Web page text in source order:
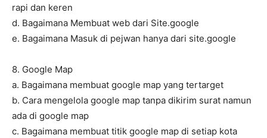
rapi dan keren
d. Bagaimana Membuat web dari Site.google
e. Bagaimana Masuk di pejwan hanya dari site.google
8. Google Map
a. Bagaimana membuat google map yang tertarget
b. Cara mengelola google map tanpa dikirim surat namun
ada di google map
c. Bagaimana membuat titik google map di setiap kota